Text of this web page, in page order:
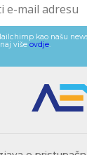
kao našu
više ovdje.